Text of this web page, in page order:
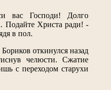
вас Господи! Долго
Подайте Христа ради! -
в пол.
откинулся назад
челюсти. Сжатие
с переходом старухи